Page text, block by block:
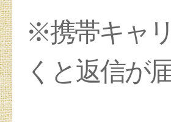
※携帯キャ
くと返信が